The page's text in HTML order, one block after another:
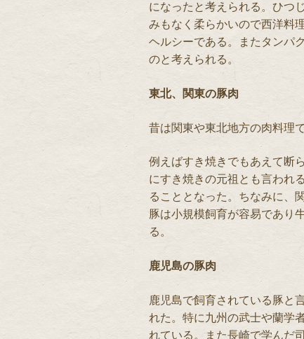
になったと考えられる。ひつ
みもなく柔らかいので西洋料
ヘルシーである。またタンパ
のと考えられる。
東北、関東の豚肉
昔は関東や東北地方の肉料理
例えばすき焼きでもあえて断
にすき焼きの元祖とも言われ
ることとなった。ちなみに、
豚は小規模飼育が容易であり
る。
鹿児島の豚肉
鹿児島で飼育されている豚と
れた。特に九州の武士や蘭学
れている。また長崎で学んだ